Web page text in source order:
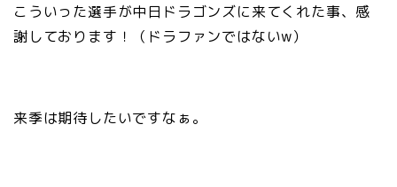
こういった選手が中日ドラゴンズに来てくれた事、感
謝しております！（ドラファンではないw）
来季は期待したいですなぁ。